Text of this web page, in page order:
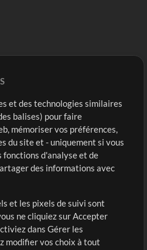
Compte
Connexion
S'inscrire
et des technologies similaires
balises) pour faire
mémoriser vos préférences,
du site et - uniquement si vous
fonctions d'analyse et de
des informations avec
et les pixels de suivi sont
ne cliquiez sur Accepter
dans Gérer les
modifier vos choix à tout